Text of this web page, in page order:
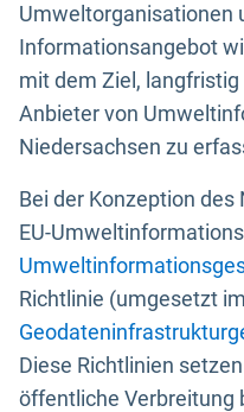
Umweltorganisationen
Informationsangebot
mit dem Ziel,
Anbieter von
Niedersachsen zu
Bei der Konzeption
EU-
Richtlinie (umgesetzt im
Diese Richtlinien
öffentliche Verbreitung